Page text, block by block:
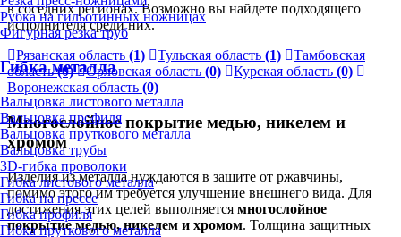
Рубка на гильотинных ножницах
Фигурная резка труб
Гибка металла
Вальцовка листового металла
Вальцовка профиля
Вальцовка пруткового металла
Вальцовка трубы
3D-гибка проволоки
Гибка листового металла
Гибка на прессе
Гибка профиля
Гибка пруткового металла
в соседних регионах. Возможно вы найдете подходящего
исполнителя среди них.
Рязанская область (1) Тульская область (1)
Тамбовская
область(0) Орловская область (0) Курская область (0)
Воронежская область (0)
Многослойное покрытие медью, никелем и
хромом
Изделия из металла нуждаются в защите от ржавчины,
помимо этого им требуется улучшение внешнего вида. Для
достижения этих целей выполняется многослойное
покрытие медью, никелем и хромом. Толщина защитных